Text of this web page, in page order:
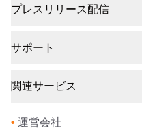
プレスリリース配信
サポート
関連サービス
• 運営会社